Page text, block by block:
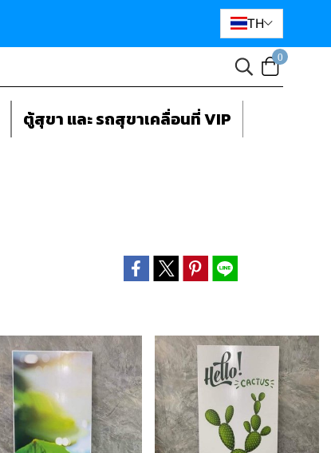
TH
0
ตู้สุขา และ รถสุขาเคลื่อนที่ VIP